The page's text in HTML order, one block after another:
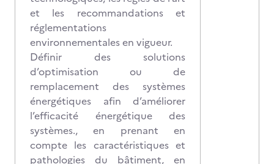
et les recommandations et
réglementations
environnementales en vigueur.
Définir des solutions
d’optimisation ou de
remplacement des systèmes
énergétiques afin d’améliorer
l’efficacité énergétique des
systèmes., en prenant en
compte les caractéristiques et
pathologies du bâtiment, en